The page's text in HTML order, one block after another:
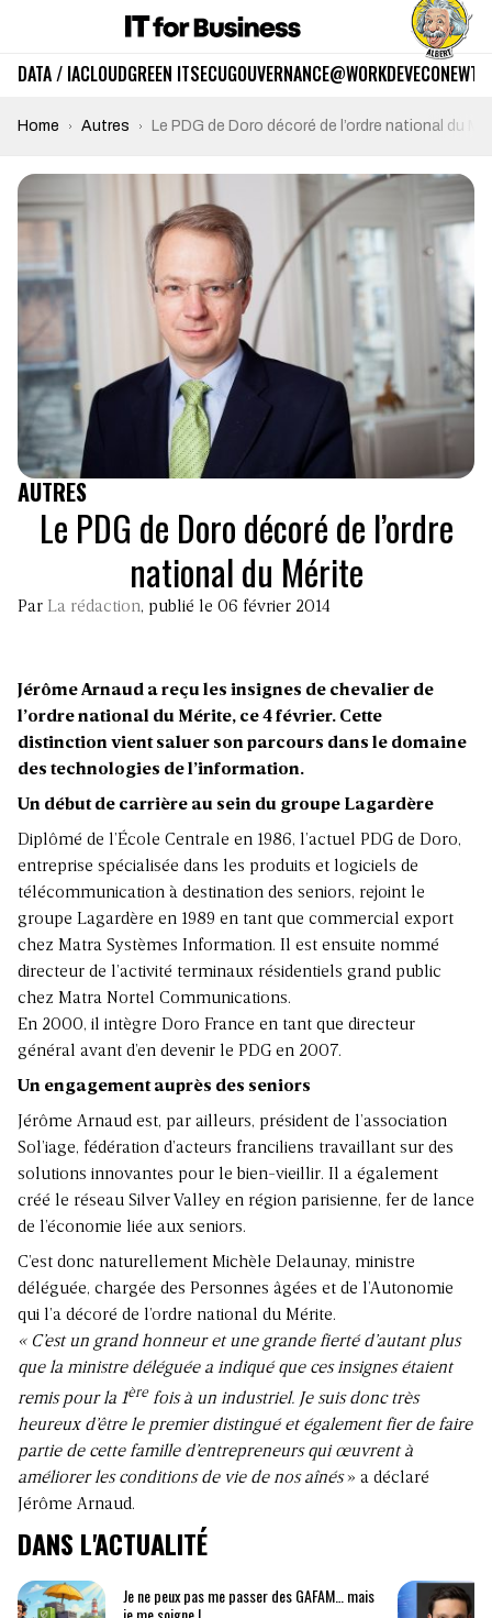
DATA / IACLOUDGREEN ITSECUGOUVERNANCE@WORKDEVECO
Home Autres Le PDG de Doro décoré de l’ordre national du
AUTRES
Le PDG de Doro décoré de l’ordre
national du Mérite
Par La rédaction, publié le 06 février 2014
Jérôme Arnaud a reçu les insignes de chevalier de
l’ordre national du Mérite, ce 4 février. Cette
distinction vient saluer son parcours dans le domaine
des technologies de l’information.
Un début de carrière au sein du groupe Lagardère
Diplômé de l’École Centrale en 1986, l’actuel PDG de Doro,
entreprise spécialisée dans les produits et logiciels de
télécommunication à destination des seniors, rejoint le
groupe Lagardère en 1989 en tant que commercial export
chez Matra Systèmes Information. Il est ensuite nommé
directeur de l’activité terminaux résidentiels grand public
chez Matra Nortel Communications.
En 2000, il intègre Doro France en tant que directeur
général avant d’en devenir le PDG en 2007.
Un engagement auprès des seniors
Jérôme Arnaud est, par ailleurs, président de l’association
Sol’iage, fédération d’acteurs franciliens travaillant sur des
solutions innovantes pour le bien-vieillir. Il a également
créé le réseau Silver Valley en région parisienne, fer de lance
de l’économie liée aux seniors.
C’est donc naturellement Michèle Delaunay, ministre
déléguée, chargée des Personnes âgées et de l’Autonomie
qui l’a décoré de l’ordre national du Mérite.
« C’est un grand honneur et une grande fierté d’autant plus
que la ministre déléguée a indiqué que ces insignes étaient
remis pour la 1ère fois à un industriel. Je suis donc très
heureux d’être le premier distingué et également fier de faire
partie de cette famille d’entrepreneurs qui œuvrent à
améliorer les conditions de vie de nos aînés» a déclaré
Jérôme Arnaud.
DANS L'ACTUALITÉ
Je ne peux pas me passer des GAFAM… mais